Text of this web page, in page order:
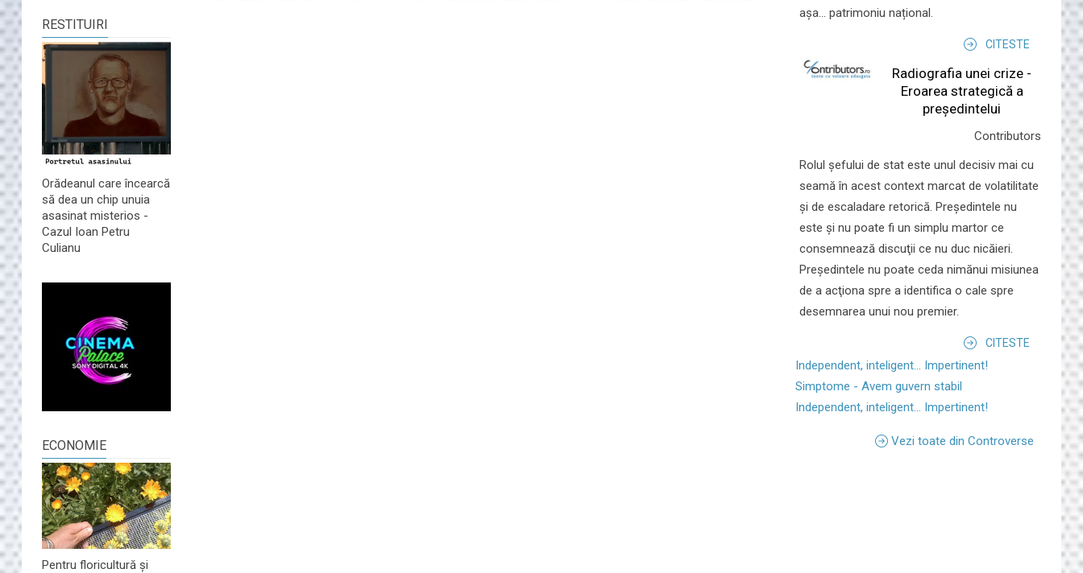
RESTITUIRI
Orădeanul care încearcă
să dea un chip unuia
asasinat misterios -
Cazul Ioan Petru
Culianu
ECONOMIE
Pentru floricultură și
așa... patrimoniu național.
CITESTE
Radiografia unei crize -
Eroarea strategică a
președintelui
Contributors
Rolul şefului de stat este unul decisiv mai cu
seamă în acest context marcat de volatilitate
şi de escaladare retorică. Preşedintele nu
este şi nu poate fi un simplu martor ce
consemnează discuţii ce nu duc nicăieri.
Preşedintele nu poate ceda nimănui misiunea
de a acţiona spre a identifica o cale spre
desemnarea unui nou premier.
CITESTE
Independent, inteligent... Impertinent!
Simptome - Avem guvern stabil
Independent, inteligent... Impertinent!
Vezi toate din Controverse